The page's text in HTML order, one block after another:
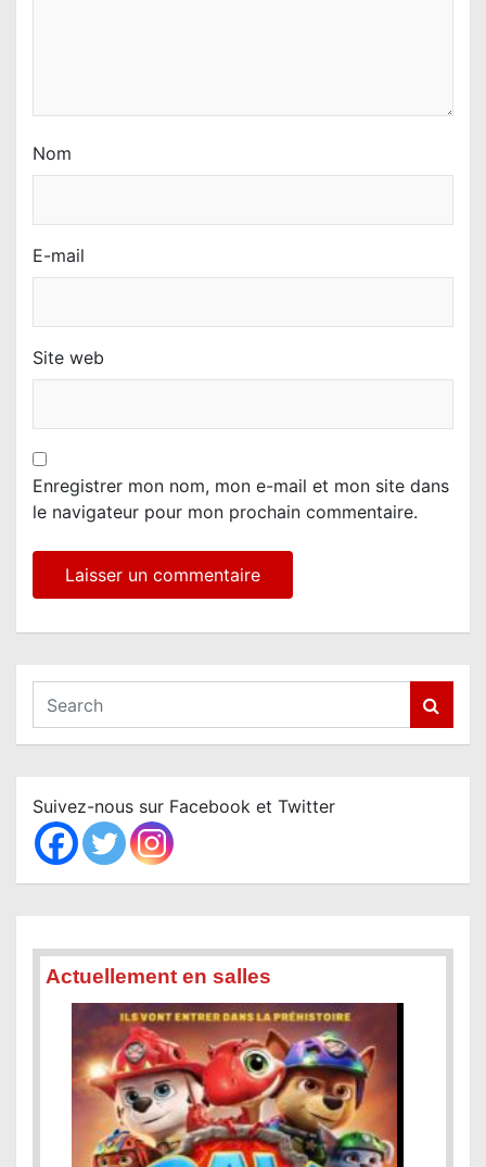
Nom
E-mail
Site web
Enregistrer mon nom, mon e-mail et mon site dans
le navigateur pour mon prochain commentaire.
a
c
h
Suivez-nous sur Facebook et Twitter
Actuellement en salles